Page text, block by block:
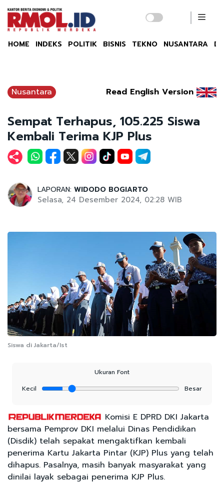
HOME INDEKS POLITIK BISNIS TEKNO NUSANTARA
Nusantara Read English Version
Sempat Terhapus, 105.225 Siswa
Kembali Terima KJP Plus
LAPORAN: WIDODO BOGIARTO
Selasa, 24 Desember 2024, 02:28 WIB
Siswa di Jakarta/Ist
Ukuran Font
Kecil
Besar
Komisi E DPRD DKI Jakarta
bersama Pemprov DKI melalui Dinas Pendidikan
(Disdik) telah sepakat mengaktifkan kembali
penerima Kartu Jakarta Pintar (KJP) Plus yang telah
dihapus. Pasalnya, masih banyak masyarakat yang
dinilai layak sebagai penerima KJP Plus.